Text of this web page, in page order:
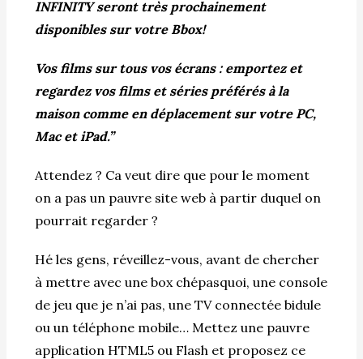
INFINITY seront très prochainement
disponibles sur votre Bbox!
Vos films sur tous vos écrans : emportez et
regardez vos films et séries préférés à la
maison comme en déplacement sur votre PC,
Mac et iPad.”
Attendez ? Ca veut dire que pour le moment
on a pas un pauvre site web à partir duquel on
pourrait regarder ?
Hé les gens, réveillez-vous, avant de chercher
à mettre avec une box chépasquoi, une console
de jeu que je n’ai pas, une TV connectée bidule
ou un téléphone mobile… Mettez une pauvre
application HTML5 ou Flash et proposez ce